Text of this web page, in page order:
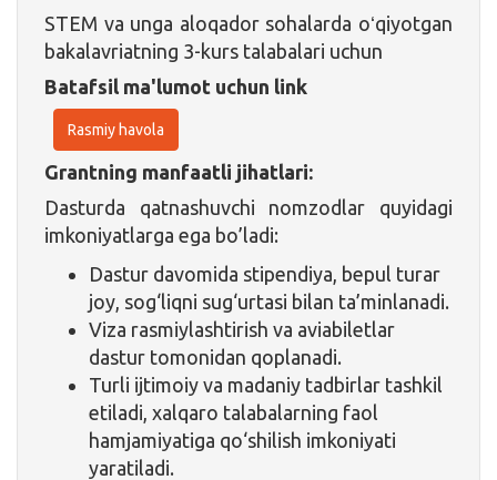
STEM va unga aloqador sohalarda oʻqiyotgan
bakalavriatning 3-kurs talabalari uchun
Batafsil ma'lumot uchun link
Rasmiy havola
Grantning manfaatli jihatlari:
Dasturda qatnashuvchi nomzodlar quyidagi
imkoniyatlarga ega bo’ladi:
Dastur davomida stipendiya, bepul turar
joy, sog‘liqni sug‘urtasi bilan ta’minlanadi.
Viza rasmiylashtirish va aviabiletlar
dastur tomonidan qoplanadi.
Turli ijtimoiy va madaniy tadbirlar tashkil
etiladi, xalqaro talabalarning faol
hamjamiyatiga qo‘shilish imkoniyati
yaratiladi.